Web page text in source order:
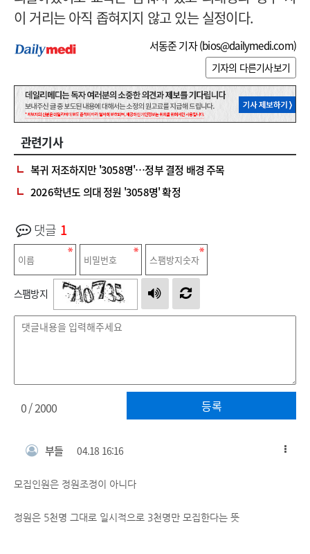
이 거리는 아직 좁혀지지 않고 있는 실정이다.
서동준 기자 (bios@dailymedi.com)
기자의 다른기사보기
관련기사
복귀 저조하지만 '3058명'…정부 결정 배경 주목
2026학년도 의대 정원 '3058명' 확정
댓글 1
스팸방지
등록
0/ 2000
부들 04.18 16:16
모집인원은 정원조정이 아니다
정원은 5천명 그대로 일시적으로 3천명만 모집한다는 뜻